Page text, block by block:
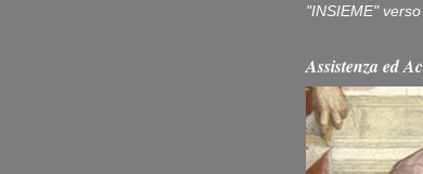
"INSIEME"
Assistenza ed